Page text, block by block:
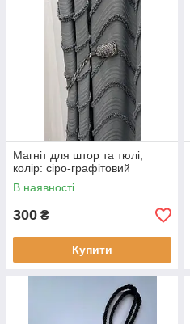
Магніт для штор та тюлі,
колір: сіро-графітовий
В наявності
300 ₴
Купити